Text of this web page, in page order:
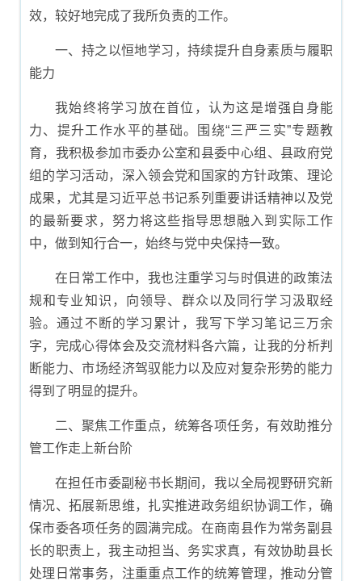
效，较好地完成了我所负责的工作。
一、持之以恒地学习，持续提升自身素质与履职
能力
我始终将学习放在首位，认为这是增强自身能
力、提升工作水平的基础。围绕“三严三实”专题教
育，我积极参加市委办公室和县委中心组、县政府党
组的学习活动，深入领会党和国家的方针政策、理论
成果，尤其是习近平总书记系列重要讲话精神以及党
的最新要求，努力将这些指导思想融入到实际工作
中，做到知行合一，始终与党中央保持一致。
在日常工作中，我也注重学习与时俱进的政策法
规和专业知识，向领导、群众以及同行学习汲取经
验。通过不断的学习累计，我写下学习笔记三万余
字，完成心得体会及交流材料各六篇，让我的分析判
断能力、市场经济驾驭能力以及应对复杂形势的能力
得到了明显的提升。
二、聚焦工作重点，统筹各项任务，有效助推分
管工作走上新台阶
在担任市委副秘书长期间，我以全局视野研究新
情况、拓展新思维，扎实推进政务组织协调工作，确
保市委各项任务的圆满完成。在商南县作为常务副县
长的职责上，我主动担当、务实求真，有效协助县长
处理日常事务，注重重点工作的统筹管理，推动分管